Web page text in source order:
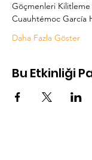
Göçmenleri Kilitleme
Cuauhtémoc García
Daha Fazla Göster
Bu Etkinliği